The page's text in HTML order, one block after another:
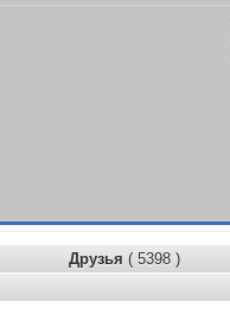
Друзья ( 5398 )